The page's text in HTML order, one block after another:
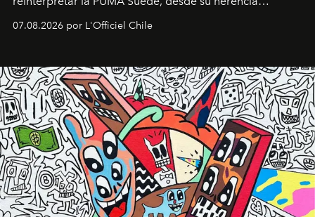
diseño y el universo outdoor.
07.08.2026 por L'Officiel Chile